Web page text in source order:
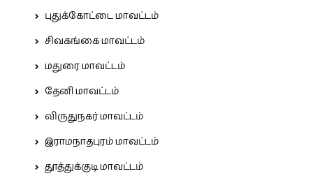
புதுக்கோட்டை மாவட்டம்
சிவகங்கை மாவட்டம்
மதுரை மாவட்டம்
தேனி மாவட்டம்
விருதுநகர் மாவட்டம்
இராமநாதபுரம் மாவட்டம்
தூத்துக்குடி மாவட்டம்